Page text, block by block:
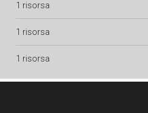
1 risorsa
1 risorsa
1 risorsa